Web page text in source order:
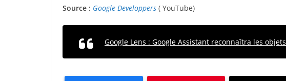
Source : Google Developpers ( YouTube)
Google Lens : Google Assistant reconnaîtra les objets